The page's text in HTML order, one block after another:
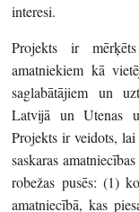
interesi.
Projekts ir
amatniekiem kā
saglabātājiem un
Latvijā un Utenas
Projekts ir veidots,
saskaras
robežas pusēs: (1)
amatniecībā, kas